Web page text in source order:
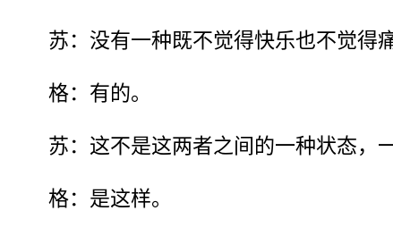
苏：没有一种既不觉得快乐也不觉得
格：有的。
苏：这不是这两者之间的一种状态，
格：是这样。